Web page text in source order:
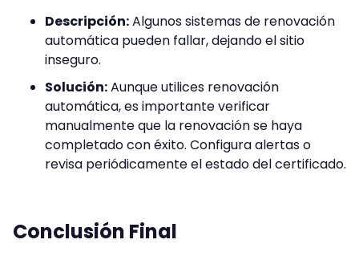
Descripción:Algunos sistemas de renovación
automática pueden fallar, dejando el sitio
inseguro.
Solución:Aunque utilices renovación
automática, es importante verificar
manualmente que la renovación se haya
completado con éxito. Configura alertas o
revisa periódicamente el estado del certificado.
Conclusión Final